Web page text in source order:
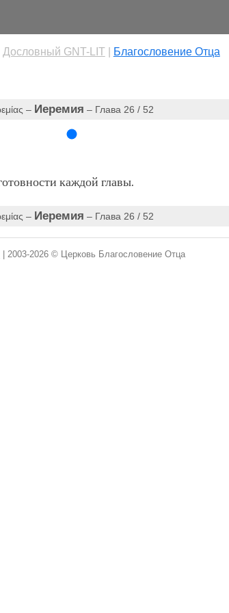
Дословный GNT-LIT| Благословение Отца
– Иеремия – Глава 26 / 52
каждой главы.
– Иеремия – Глава 26 / 52
| 2003-2026 © Церковь Благословение Отца